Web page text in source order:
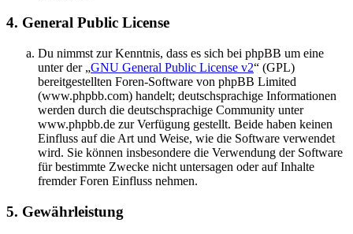
4. General Public License
Du nimmst zur Kenntnis, dass es sich bei phpBB um eine
unter der „GNU General Public License v2“ (GPL)
bereitgestellten Foren-Software von phpBB Limited
(www.phpbb.com) handelt; deutschsprachige Informationen
werden durch die deutschsprachige Community unter
www.phpbb.de zur Verfügung gestellt. Beide haben keinen
Einfluss auf die Art und Weise, wie die Software verwendet
wird. Sie können insbesondere die Verwendung der Software
für bestimmte Zwecke nicht untersagen oder auf Inhalte
fremder Foren Einfluss nehmen.
5. Gewährleistung